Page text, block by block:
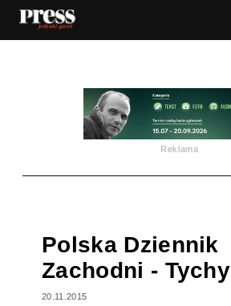
Reklama
Polska Dziennik
Zachodni - Tychy
20.11.2015